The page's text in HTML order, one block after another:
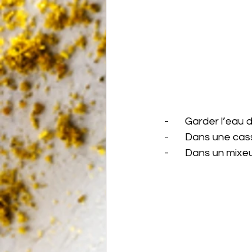
-       Garder
-       Dans une
-       Dans un